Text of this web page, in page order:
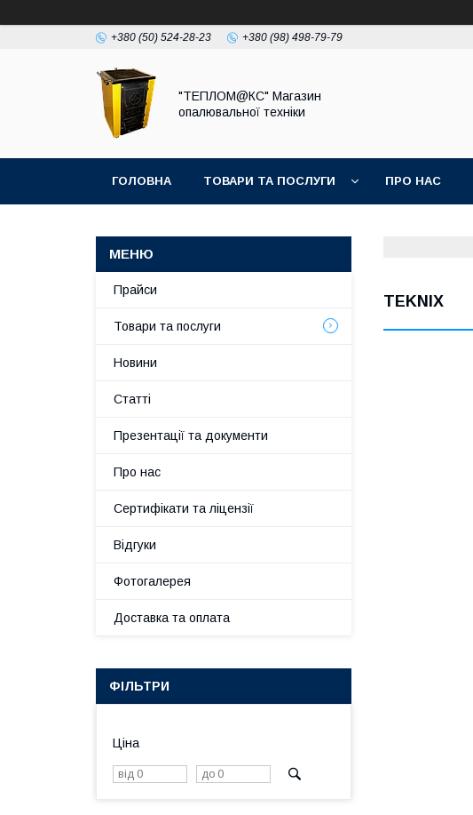
+380 (50) 524-28-23 +380 (98) 498-79-79
"ТЕПЛОМ@КС" Магазин
опалювальної техніки
ГОЛОВНА ТОВАРИ ТА ПОСЛУГИ ПРО НАС
TEKNIX
Прайси
Товари та послуги
Новини
Статті
Презентації та документи
Про нас
Сертифікати та ліцензії
Відгуки
Фотогалерея
Доставка та оплата
ФІЛЬТРИ
Ціна